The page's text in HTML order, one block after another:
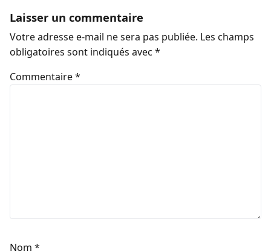
Laisser un commentaire
Votre adresse e-mail ne sera pas publiée. Les champs
obligatoires sont indiqués avec *
Commentaire*
Nom *